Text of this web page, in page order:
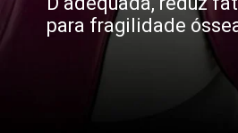
para fragilidade